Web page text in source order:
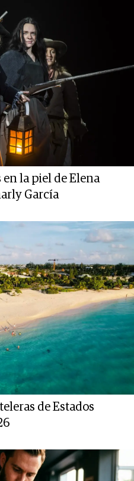
la piel de Elena
García
de Estados